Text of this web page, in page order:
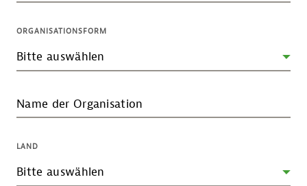
ORGANISATIONSFORM
Name der Organisation
LAND